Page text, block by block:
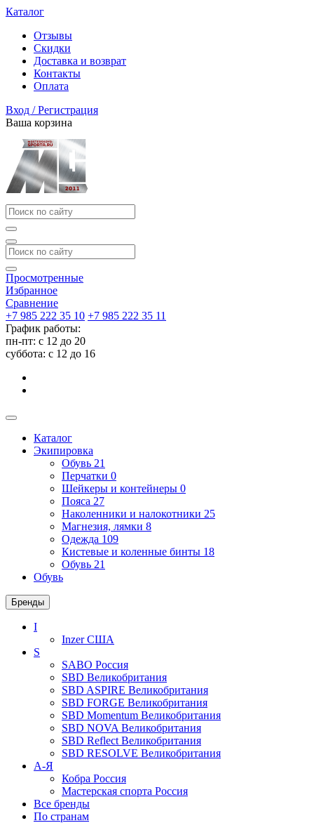
Каталог
Отзывы
Скидки
Доставка и возврат
Контакты
Оплата
Вход / Регистрация
Ваша корзина
Просмотренные
Избранное
Сравнение
+7 985 222 35 10 +7 985 222 35 11
График работы:
пн-пт: с 12 до 20
суббота: c 12 до 16
Каталог
Экипировка
Обувь 21
Перчатки 0
Шейкеры и контейнеры 0
Пояса 27
Наколенники и налокотники 25
Магнезия, лямки 8
Одежда 109
Кистевые и коленные бинты 18
Обувь 21
Обувь
Бренды
I
InzerСША
S
SABO Россия
SBD Великобритания
SBD ASPIRE Великобритания
SBD FORGE Великобритания
SBD Momentum Великобритания
SBD NOVA Великобритания
SBD Reflect Великобритания
SBD RESOLVE Великобритания
А-Я
Кобра Россия
Мастерская спорта Россия
Все бренды
По странам